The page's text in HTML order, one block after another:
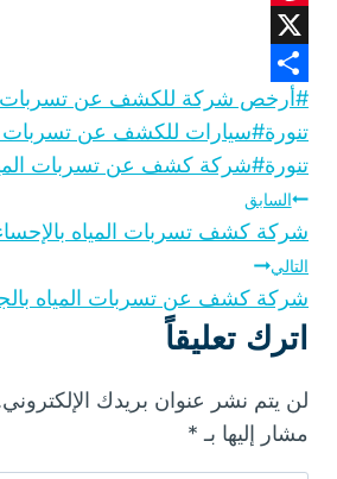
e
b
o
o
k
t
e
r
h
a
t
s
A
P
n
t
e
s
t
X
S
h
a
وسوم
المقال:
#أرخص شركة للكشف عن تسربات
تنورة#سيارات للكشف عن تسربات
تنورة#شركة كشف عن تسربات
تصفّح
المقالات
السابق
شركة كشف تسربات المياه
التالي
شركة كشف عن تسربات المياه
اترك تعليقاً
لن يتم نشر عنوان بريدك
مشار إليها بـ *